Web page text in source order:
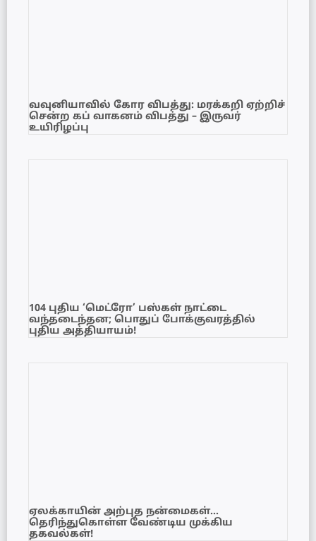
வவுனியாவில் கோர விபத்து: மரக்கறி ஏற்றிச்
சென்ற கப் வாகனம் விபத்து – இருவர்
உயிரிழப்பு
104 புதிய ‘மெட்ரோ’ பஸ்கள் நாட்டை
வந்தடைந்தன; பொதுப் போக்குவரத்தில்
புதிய அத்தியாயம்!
ஏலக்காயின் அற்புத நன்மைகள்…
தெரிந்துகொள்ள வேண்டிய முக்கிய
தகவல்கள்!